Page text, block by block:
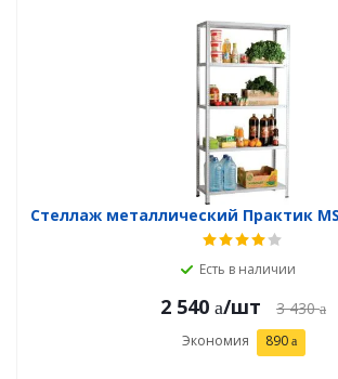
Стеллаж металлический Практик
Есть в наличии
2 540 /шт 3 430
Экономия 890